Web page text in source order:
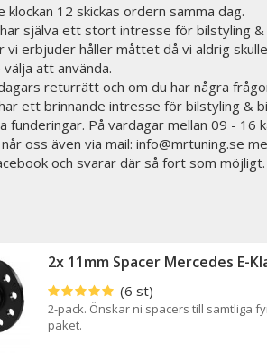
klockan 12 skickas ordern samma dag.
själva ett stort intresse för bilstyling
erbjuder håller måttet då vi aldrig
att använda.
returrätt och om du har några
ett brinnande intresse för bilstyling &
funderingar. På vardagar mellan 09 - 16
oss även via mail: info@mrtuning.se
och svarar där så fort som möjligt.
2x 11mm Spacer Mercedes E-
(6 st)
2-pack. Önskar ni spacers till samtliga
paket.